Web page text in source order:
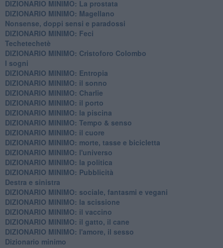
DIZIONARIO MINIMO: La prostata
​DIZIONARIO MINIMO: Magellano
Nonsense, doppi sensi e paradossi
DIZIONARIO MINIMO: Feci
Techetechetè
DIZIONARIO MINIMO: Cristoforo Colombo
I sogni
DIZIONARIO MINIMO: Entropia
DIZIONARIO MINIMO: il sonno
DIZIONARIO MINIMO: Charlie
DIZIONARIO MINIMO: il porto
DIZIONARIO MINIMO: la piscina
DIZIONARIO MINIMO: Tempo & senso
DIZIONARIO MINIMO: il cuore
DIZIONARIO MINIMO: morte, tasse e bicicletta
DIZIONARIO MINIMO: l'universo
DIZIONARIO MINIMO: la politica
DIZIONARIO MINIMO: Pubblicità
Destra e sinistra
DIZIONARIO MINIMO: sociale, fantasmi e vegani
DIZIONARIO MINIMO: la scissione
DIZIONARIO MINIMO: il vaccino
DIZIONARIO MINIMO: il gatto, il cane
DIZIONARIO MINIMO: l'amore, il sesso
Dizionario minimo